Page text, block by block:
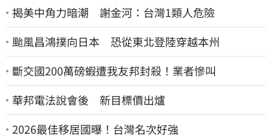
揭美中角力暗潮 謝金河：台灣1類人危險
颱風昌鴻撲向日本 恐從東北登陸穿越本州
斷交國200萬磅蝦遭我友邦封殺！業者慘叫
華邦電法說會後 新目標價出爐
2026最佳移居國曝！台灣名次好強